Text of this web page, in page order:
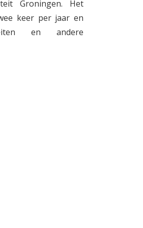
Groningen. Het
keer per jaar en
en andere